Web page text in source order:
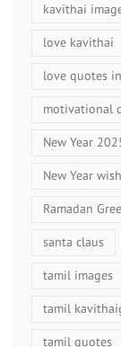
kavithai
love kavithai
love quotes
motivational
New Year
New Year
Ramadan
santa claus
tamil images
tamil
tamil quotes